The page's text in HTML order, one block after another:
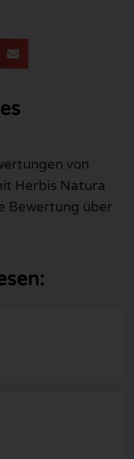
von
Herbis Natura
Bewertung über